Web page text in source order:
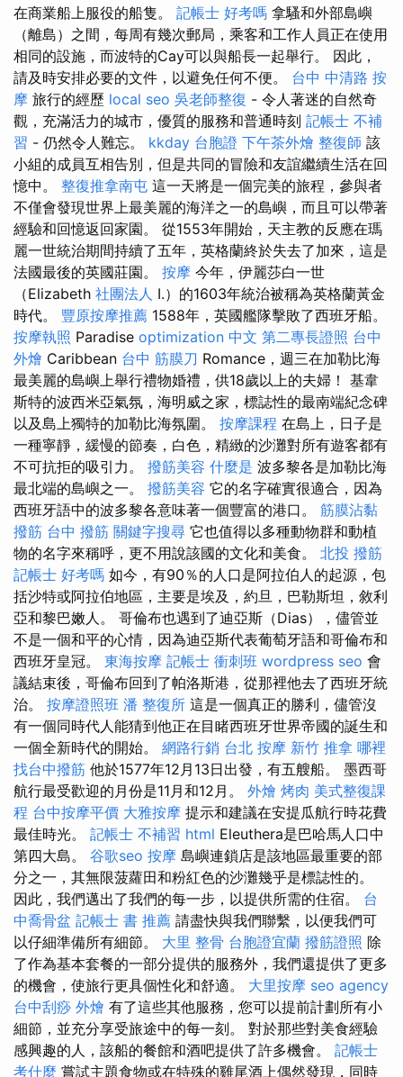
在商業船上服役的船隻。 記帳士 好考嗎 拿騷和外部島嶼
（離島）之間，每周有幾次郵局，乘客和工作人員正在使用
相同的設施，而波特的Cay可以與船長一起舉行。 因此，
請及時安排必要的文件，以避免任何不便。 台中 中清路 按
摩 旅行的經歷 local seo 吳老師整復 - 令人著迷的自然奇
觀，充滿活力的城市，優質的服務和普通時刻 記帳士 不補
習 - 仍然令人難忘。 kkday 台胞證 下午茶外燴 整復師 該
小組的成員互相告別，但是共同的冒險和友誼繼續生活在回
憶中。 整復推拿南屯 這一天將是一個完美的旅程，參與者
不僅會發現世界上最美麗的海洋之一的島嶼，而且可以帶著
經驗和回憶返回家園。 從1553年開始，天主教的反應在瑪
麗一世統治期間持續了五年，英格蘭終於失去了加來，這是
法國最後的英國莊園。 按摩 今年，伊麗莎白一世
（Elizabeth 社團法人 I.）的1603年統治被稱為英格蘭黃金
時代。 豐原按摩推薦 1588年，英國艦隊擊敗了西班牙船。
按摩執照 Paradise optimization 中文 第二專長證照 台中
外燴 Caribbean 台中 筋膜刀 Romance，週三在加勒比海
最美麗的島嶼上舉行禮物婚禮，供18歲以上的夫婦！ 基韋
斯特的波西米亞氣氛，海明威之家，標誌性的最南端紀念碑
以及島上獨特的加勒比海氛圍。 按摩課程 在島上，日子是
一種寧靜，緩慢的節奏，白色，精緻的沙灘對所有遊客都有
不可抗拒的吸引力。 撥筋美容 什麼是 波多黎各是加勒比海
最北端的島嶼之一。 撥筋美容 它的名字確實很適合，因為
西班牙語中的波多黎各意味著一個豐富的港口。 筋膜沾黏
撥筋 台中 撥筋 關鍵字搜尋 它也值得以多種動物群和動植
物的名字來稱呼，更不用說該國的文化和美食。 北投 撥筋
記帳士 好考嗎 如今，有90％的人口是阿拉伯人的起源，包
括沙特或阿拉伯地區，主要是埃及，約旦，巴勒斯坦，敘利
亞和黎巴嫩人。 哥倫布也遇到了迪亞斯（Dias），儘管並
不是一個和平的心情，因為迪亞斯代表葡萄牙語和哥倫布和
西班牙皇冠。 東海按摩 記帳士 衝刺班 wordpress seo 會
議結束後，哥倫布回到了帕洛斯港，從那裡他去了西班牙統
治。 按摩證照班 潘 整復所 這是一個真正的勝利，儘管沒
有一個同時代人能猜到他正在目睹西班牙世界帝國的誕生和
一個全新時代的開始。 網路行銷 台北 按摩 新竹 推拿 哪裡
找台中撥筋 他於1577年12月13日出發，有五艘船。 墨西哥
航行最受歡迎的月份是11月和12月。 外燴 烤肉 美式整復課
程 台中按摩平價 大雅按摩 提示和建議在安提瓜航行時花費
最佳時光。 記帳士 不補習 html Eleuthera是巴哈馬人口中
第四大島。 谷歌seo 按摩 島嶼連鎖店是該地區最重要的部
分之一，其無限菠蘿田和粉紅色的沙灘幾乎是標誌性的。
因此，我們邁出了我們的每一步，以提供所需的住宿。 台
中喬骨盆 記帳士 書 推薦 請盡快與我們聯繫，以便我們可
以仔細準備所有細節。 大里 整骨 台胞證宜蘭 撥筋證照 除
了作為基本套餐的一部分提供的服務外，我們還提供了更多
的機會，使旅行更具個性化和舒適。 大里按摩 seo agency
台中刮痧 外燴 有了這些其他服務，您可以提前計劃所有小
細節，並充分享受旅途中的每一刻。 對於那些對美食經驗
感興趣的人，該船的餐館和酒吧提供了許多機會。 記帳士
考什麼 嘗試主題食物或在特殊的雞尾酒上偶然發現，同時